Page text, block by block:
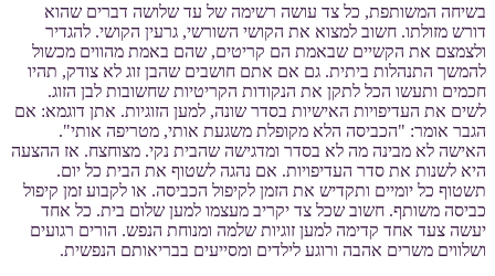
בשיחה המשותפת, כל צד עושה רשימה של עד שלושה דברים שהוא
דורש מזולתו. חשוב למצוא את הקושי השורשי, גרעין הקושי. להגדיר
ולצמצם את הקשיים שבאמת הם קריטים, שהם באמת מהווים מכשול
להמשך התנהלות ביתית. גם אם אתם חושבים שהבן זוג לא צודק, תהיו
חכמים ותעשו הכל לתקן את הנקודות הקריטיות שחשובות לבן הזוג.
לשים את העדיפויות האישיות בסדר שונה, למען הזוגיות. אתן דוגמא: אם
הגבר אומר: "הכביסה הלא מקופלת משגעת אותי, מטריפה אותי".
האישה לא מבינה מה לא בסדר ומדגישה שהבית נקי. מצוחצח. אז ההצעה
היא לשנות את סדר העדיפויות. אם נהגה לשטוף את הבית כל יום.
תשטוף כל יומיים ותקדיש את הזמן לקיפול הכביסה. או לקבוע זמן קיפול
כביסה משותף. חשוב שכל צד יקריב מעצמו למען שלום בית. כל אחד
יעשה צעד אחד קדימה למען זוגיות שלמה ומנוחת הנפש. הורים רגועים
ושלווים משרים אהבה ורוגע לילדים ומסייעים בבריאותם הנפשית.